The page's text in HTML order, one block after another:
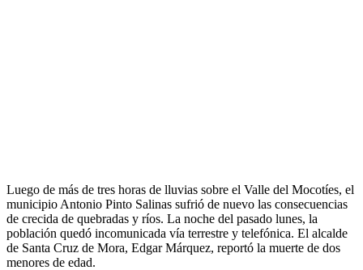
Luego de más de tres horas de lluvias sobre el Valle del Mocotíes, el
municipio Antonio Pinto Salinas sufrió de nuevo las consecuencias
de crecida de quebradas y ríos. La noche del pasado lunes, la
población quedó incomunicada vía terrestre y telefónica. El alcalde
de Santa Cruz de Mora, Edgar Márquez, reportó la muerte de dos
menores de edad.